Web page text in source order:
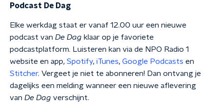
Podcast De Dag
Elke werkdag staat er vanaf 12.00 uur een nieuwe
podcast van De Dag klaar op je favoriete
podcastplatform. Luisteren kan via de NPO Radio 1
website en app, Spotify, iTunes, Google Podcasts en
Stitcher. Vergeet je niet te abonneren! Dan ontvang je
dagelijks een melding wanneer een nieuwe aflevering
van De Dag verschijnt.